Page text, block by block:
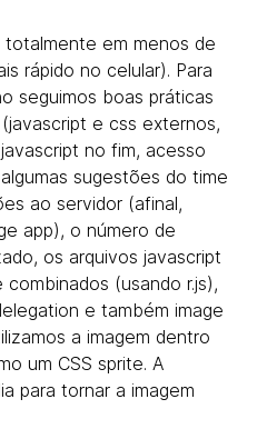
em menos de
rápido no celular). Para
seguimos boas práticas
e css externos,
no fim, acesso
sugestões do time
ao servidor (afinal,
app), o número de
os arquivos javascript
(usando r.js),
e também image
a imagem dentro
um CSS sprite. A
para tornar a imagem